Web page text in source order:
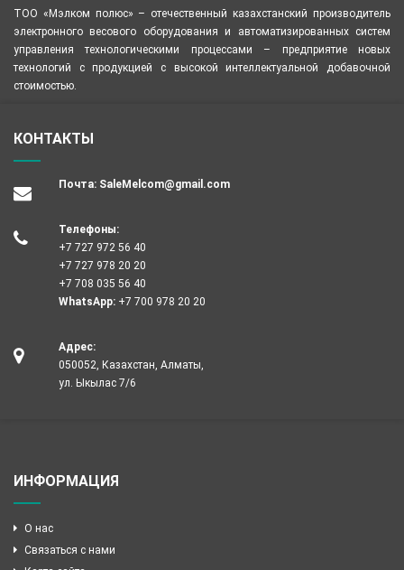
ТОО «Мэлком полюс» – отечественный казахстанский производитель
электронного весового оборудования и автоматизированных систем
управления технологическими процессами – предприятие новых
технологий с продукцией с высокой интеллектуальной добавочной
стоимостью.
КОНТАКТЫ
Почта: SaleMelcom@gmail.com
Телефоны:
+7 727 972 56 40
+7 727 978 20 20
+7 708 035 56 40
WhatsApp: +7 700 978 20 20
Адрес:
050052, Казахстан, Алматы,
ул. Ыкылас 7/6
ИНФОРМАЦИЯ
О нас
Связаться с нами